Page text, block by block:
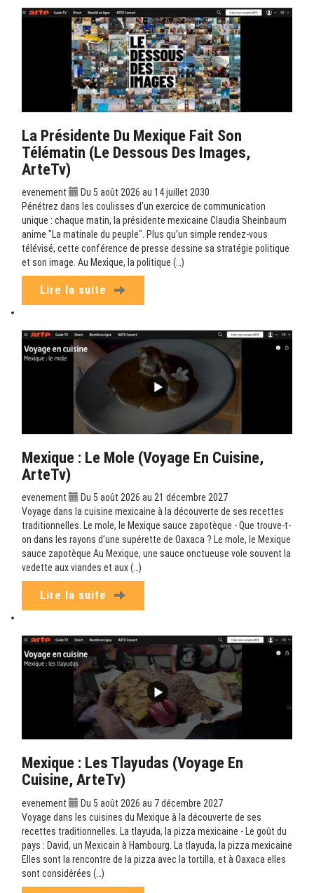
La Présidente Du Mexique Fait Son
Télématin (Le Dessous Des Images,
ArteTv)
evenement
Du 5 août 2026 au 14 juillet 2030
Pénétrez dans les coulisses d’un exercice de communication
unique : chaque matin, la présidente mexicaine Claudia Sheinbaum
anime "La matinale du peuple". Plus qu’un simple rendez-vous
télévisé, cette conférence de presse dessine sa stratégie politique
et son image. Au Mexique, la politique (…)
Lire la suite
Mexique : Le Mole (Voyage En Cuisine,
ArteTv)
evenement
Du 5 août 2026 au 21 décembre 2027
Voyage dans la cuisine mexicaine à la découverte de ses recettes
traditionnelles. Le mole, le Mexique sauce zapotèque - Que trouve-t-
on dans les rayons d’une supérette de Oaxaca ? Le mole, le Mexique
sauce zapotèque Au Mexique, une sauce onctueuse vole souvent la
vedette aux viandes et aux (…)
Lire la suite
Mexique : Les Tlayudas (Voyage En
Cuisine, ArteTv)
evenement
Du 5 août 2026 au 7 décembre 2027
Voyage dans les cuisines du Mexique à la découverte de ses
recettes traditionnelles. La tlayuda, la pizza mexicaine - Le goût du
pays : David, un Mexicain à Hambourg. La tlayuda, la pizza mexicaine
Elles sont la rencontre de la pizza avec la tortilla, et à Oaxaca elles
sont considérées (…)